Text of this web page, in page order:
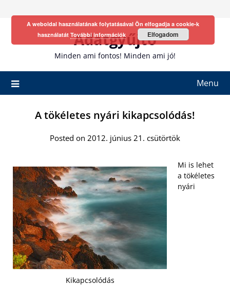
Adatgyűjtő
Minden ami fontos! Minden ami jó!
Menu
A tökéletes nyári kikapcsolódás!
Posted on 2012. június 21. csütörtök
Kikapcsolódás
Mi is lehet
a tökéletes
nyári
A weboldal használatának folytatásával Ön elfogadja a cookie-k
használatát További információk Elfogadom